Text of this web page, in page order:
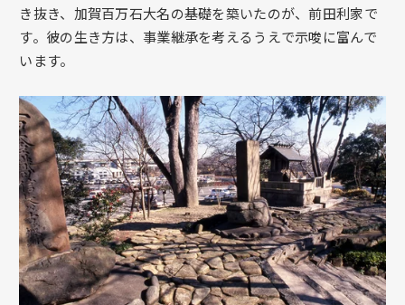
き抜き、加賀百万石大名の基礎を築いたのが、前田利家で
す。彼の生き方は、事業継承を考えるうえで示唆に富んで
います。